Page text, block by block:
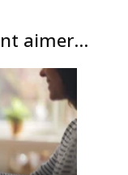
aimer...